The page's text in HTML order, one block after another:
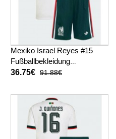
Mexiko Israel Reyes #15
Fußballbekleidung
Auswärtstrikot Kinder WM
hosen)
36.75€ 91.88€